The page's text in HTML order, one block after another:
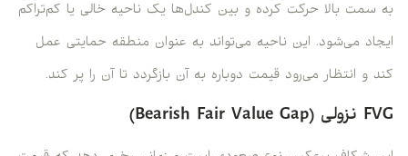
به سمت بالا حرکت کرده و بین کندل‌ها یک ناحیه خالی یا کم‌تراکم
ایجاد می‌شود. این ناحیه می‌تواند به عنوان منطقه حمایتی عمل
کند و انتظار می‌رود قیمت دوباره به آن بازگردد تا آن را پر کند.
FVG نزولی (Bearish Fair Value Gap)